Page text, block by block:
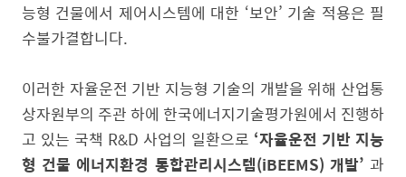
능형 건물에서 제어시스템에 대한 ‘보안’ 기술 적용은 필
수불가결합니다.
이러한 자율운전 기반 지능형 기술의 개발을 위해 산업통
상자원부의 주관 하에 한국에너지기술평가원에서 진행하
고 있는 국책 R&D 사업의 일환으로 ‘자율운전 기반 지능
형 건물 에너지환경 통합관리시스템(iBEEMS) 개발’ 과